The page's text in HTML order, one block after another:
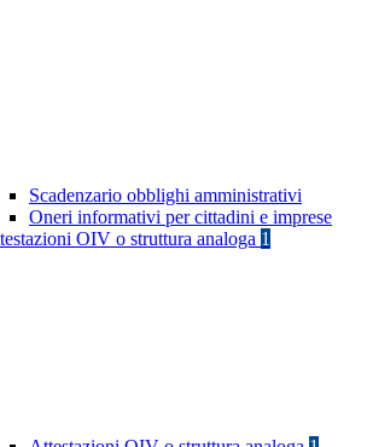
Scadenzario obblighi amministrativi
Oneri informativi per cittadini e imprese
OIV o struttura analoga 1